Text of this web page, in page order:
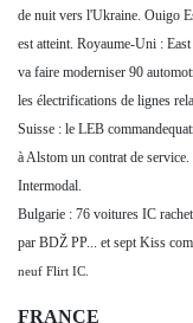
de nuit vers l'Ukraine. Ouigo
est atteint. Royaume-Uni :
va faire moderniser 90
les électrifications de lignes
Suisse : le LEB
à Alstom un contrat de
Intermodal.
Bulgarie : 76 voitures IC
par BDŽ PP... et sept Kiss
neuf Flirt IC.
FRANCE